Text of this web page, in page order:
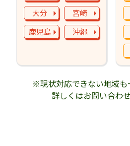
大分
宮崎
鹿児島
沖縄
※現状対応できない地域も
詳しくはお問い合わ